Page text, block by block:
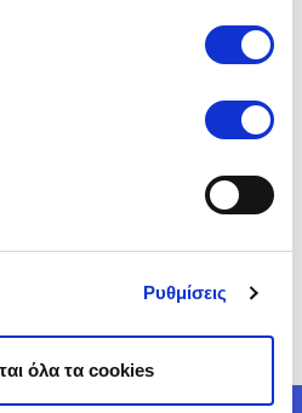
Ρυθμίσεις
όλα τα cookies
χρήσης του μπορεί να
σημαντικό να ξέρεις πώς να
και τους αγαπημένους
στο
προετοιμασία ξεκινά από
από την επιλογή της
το άρθρο)